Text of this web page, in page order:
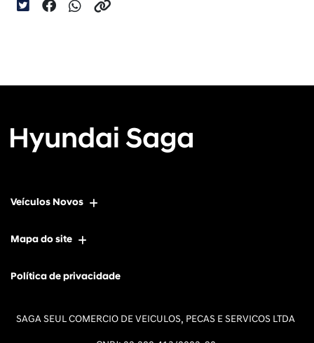
Veículos Novos
Mapa do site
Política de privacidade
SAGA SEUL COMERCIO DE VEICULOS, PECAS E SERVICOS LTDA